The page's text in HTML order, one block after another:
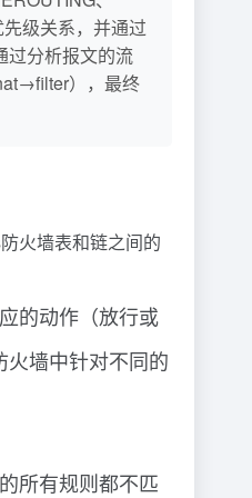
级关系，并通过
过分析报文的流
），最终
火墙表和链之间的
的动作（放行或
墙中针对不同的
所有规则都不匹